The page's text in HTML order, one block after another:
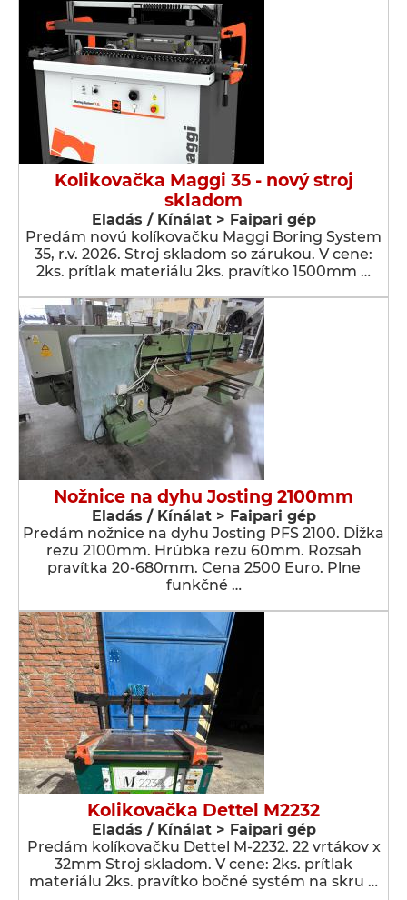
Kolikovačka Maggi 35 - nový stroj
skladom
Eladás / Kínálat > Faipari gép
Predám novú kolíkovačku Maggi Boring System
35, r.v. 2026. Stroj skladom so zárukou. V cene:
2ks. prítlak materiálu 2ks. pravítko 1500mm …
Nožnice na dyhu Josting 2100mm
Eladás / Kínálat > Faipari gép
Predám nožnice na dyhu Josting PFS 2100. Dĺžka
rezu 2100mm. Hrúbka rezu 60mm. Rozsah
pravítka 20-680mm. Cena 2500 Euro. Plne
funkčné …
Kolikovačka Dettel M2232
Eladás / Kínálat > Faipari gép
Predám kolíkovačku Dettel M-2232. 22 vrtákov x
32mm Stroj skladom. V cene: 2ks. prítlak
materiálu 2ks. pravítko bočné systém na skru …